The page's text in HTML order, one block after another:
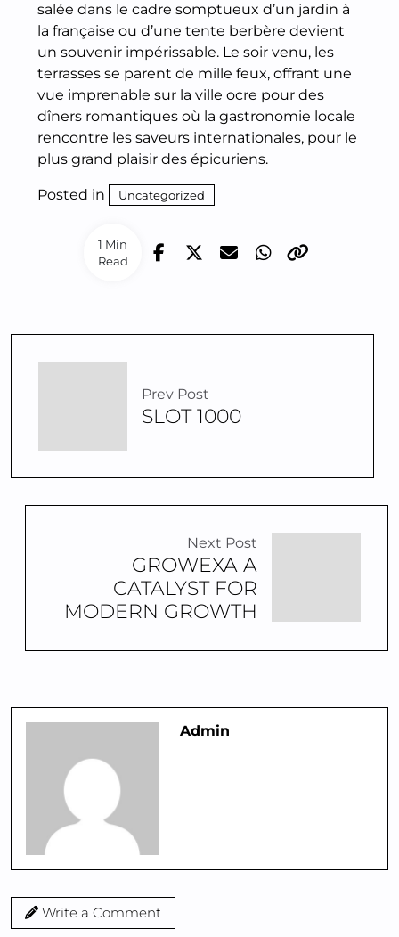
1 Min
Read
salée dans le cadre somptueux d’un jardin à
la française ou d’une tente berbère devient
un souvenir impérissable. Le soir venu, les
terrasses se parent de mille feux, offrant une
vue imprenable sur la ville ocre pour des
dîners romantiques où la gastronomie locale
rencontre les saveurs internationales, pour le
plus grand plaisir des épicuriens.
Posted in Uncategorized
Prev Post
SLOT 1000
Next Post
GROWEXA A
CATALYST FOR
MODERN GROWTH
Admin
Write a Comment